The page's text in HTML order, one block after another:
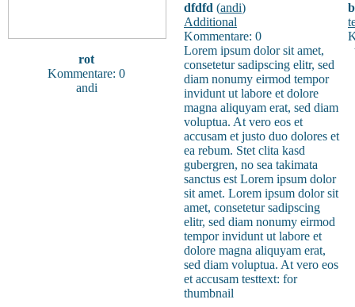
rot
Kommentare: 0
andi
dfdfd (andi)
Additional
Kommentare: 0
Lorem ipsum dolor sit amet,
consetetur sadipscing elitr, sed
diam nonumy eirmod tempor
invidunt ut labore et dolore
magna aliquyam erat, sed diam
voluptua. At vero eos et
accusam et justo duo dolores et
ea rebum. Stet clita kasd
gubergren, no sea takimata
sanctus est Lorem ipsum dolor
sit amet. Lorem ipsum dolor sit
amet, consetetur sadipscing
elitr, sed diam nonumy eirmod
tempor invidunt ut labore et
dolore magna aliquyam erat,
sed diam voluptua. At vero eos
et accusam testtext: for
thumbnail